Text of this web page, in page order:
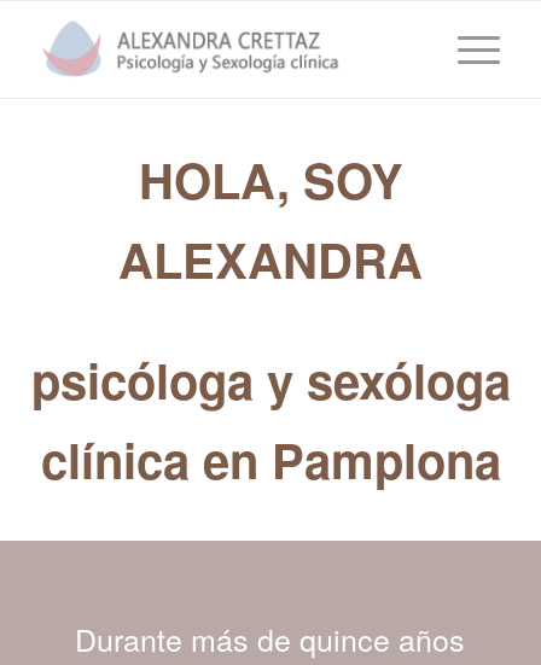
HOLA, SOY
ALEXANDRA
psicóloga y sexóloga
clínica en Pamplona
Durante más de quince años